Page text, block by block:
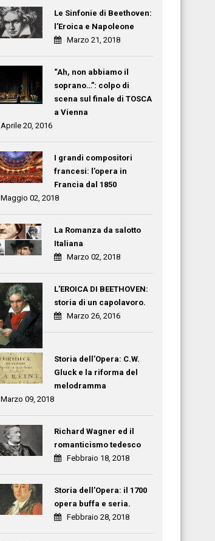
Le Sinfonie di Beethoven:
l’Eroica e Napoleone
Marzo 21, 2018
“Ah, non abbiamo il
soprano…”: colpo di
scena sul finale di TOSCA
a Vienna
Aprile 20, 2016
I grandi compositori
francesi: l’opera in
Francia dal 1850
Maggio 02, 2018
La Romanza da salotto
Italiana
Marzo 02, 2018
L’EROICA DI BEETHOVEN:
storia di un capolavoro.
Marzo 26, 2016
Storia dell’Opera: C.W.
Gluck e la riforma del
melodramma
Marzo 09, 2018
Richard Wagner ed il
romanticismo tedesco
Febbraio 18, 2018
Storia dell’Opera: il 1700
opera buffa e seria.
Febbraio 28, 2018